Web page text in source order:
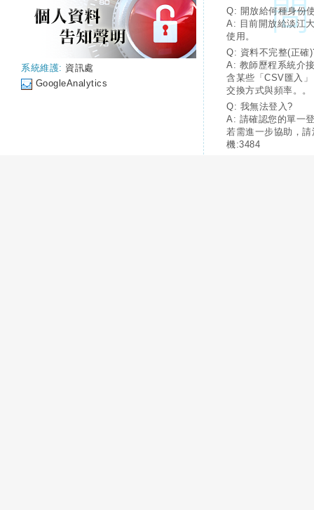
系統維護: 資訊處
GoogleAnalytics
Q: 開放給何種身份
A: 目前開放給淡江
使用。
Q: 資料不完整(正確
A: 教師歷程系統介
含某些「CSV匯入
交換方式與頻率。。
Q: 我無法登入?
A: 請確認您的單一
若需進一步協助，
機:3484